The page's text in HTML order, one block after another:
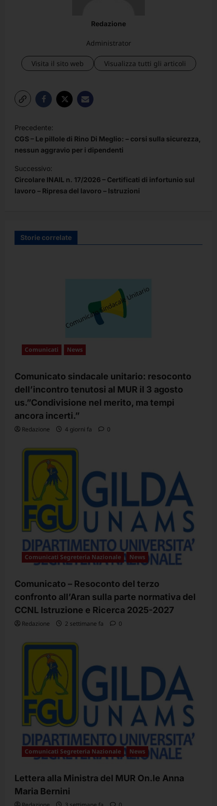
Redazione
Administrator
Visita il sito web Visualizza tutti gli articoli
a
v
i
g
a
o
l
o
Precedente:
CGS – Le pillole di Rino Di Meglio: – corsi sulla sicurezza,
nessun aggravio per i dipendenti
Successivo:
Circolare INAIL n. 17/2026 – Certificati di infortunio sul
lavoro – Ripresa del lavoro – Istruzioni
Storie correlate
Comunicati News
Comunicato sindacale unitario: resoconto
dell’incontro tenutosi al MUR il 3 agosto
us.”Condivisione nel merito, ma tempi
ancora incerti.”
Redazione 4 giorni fa 0
Comunicati Segreteria Nazionale News
Comunicato – Resoconto del terzo
confronto all’Aran sulla parte normativa del
CCNL Istruzione e Ricerca 2025-2027
Redazione 2 settimane fa 0
Comunicati Segreteria Nazionale News
Lettera alla Ministra del MUR On.le Anna
Maria Bernini